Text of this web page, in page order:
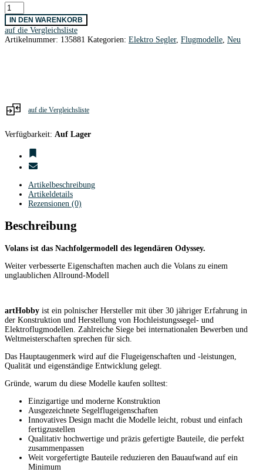
Volans-
ECL
80%
ARF
2700
IN DEN WARENKORB
auf die Vergleichsliste
Artikelnummer: 135881 Kategorien: Elektro Segler, Flugmodelle Neu
auf die Vergleichsliste
Verfügbarkeit: Auf Lager
Artikelbeschreibung
Artikeldetails
Rezensionen (0)
Beschreibung
Volans ist das Nachfolgermodell des legendären Odyssey.
Weiter verbesserte Eigenschaften machen auch die Volans zu einem
unglaublichen Allround-Modell
artHobby ist ein polnischer Hersteller mit über 30 jähriger Erfahrung in
der Konstruktion und Herstellung von Hochleistungssegel- und
Elektroflugmodellen. Zahlreiche Siege bei internationalen Bewerben und
Weltmeisterschaften sprechen für sich.
Das Hauptaugenmerk wird auf die Flugeigenschaften und -leistungen,
Qualität und eigenständige Entwicklung gelegt.
Gründe, warum du diese Modelle kaufen solltest:
Einzigartige und moderne Konstruktion
Ausgezeichnete Segelflugeigenschaften
Innovatives Design macht die Modelle leicht, robust und einfach
fertigzustellen
Qualitativ hochwertige und präzis gefertigte Bauteile, die perfekt
zusammenpassen
Weit vorgefertigte Bauteile reduzieren den Bauaufwand auf ein
Minimum